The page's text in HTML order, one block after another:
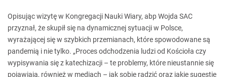
Opisując wizytę w Kongregacji Nauki Wiary, abp Wojda SAC
przyznał, że skupił się na dynamicznej sytuacji w Polsce,
wyrażającej się w szybkich przemianach, które spowodowane są
pandemią i nie tylko. „Proces odchodzenia ludzi od Kościoła czy
wypisywania się z katechizacji – te problemy, które nieustannie się
pojawiają, również w mediach – jak sobie radzić oraz jakie sugestie